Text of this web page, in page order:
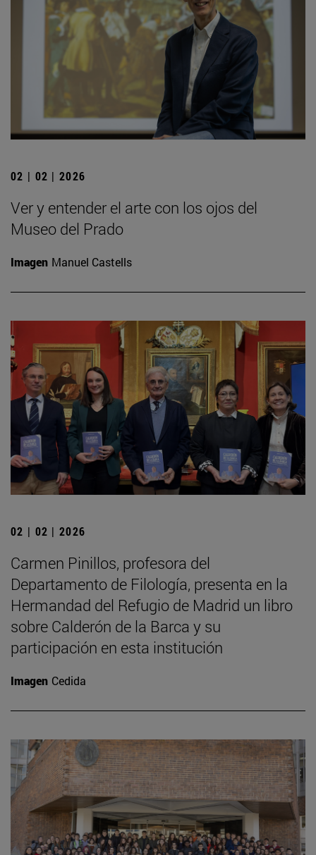
02 | 02 | 2026
Ver y entender el arte con los ojos del
Museo del Prado
Imagen Manuel Castells
02 | 02 | 2026
Carmen Pinillos, profesora del
Departamento de Filología, presenta en la
Hermandad del Refugio de Madrid un libro
sobre Calderón de la Barca y su
participación en esta institución
Imagen Cedida